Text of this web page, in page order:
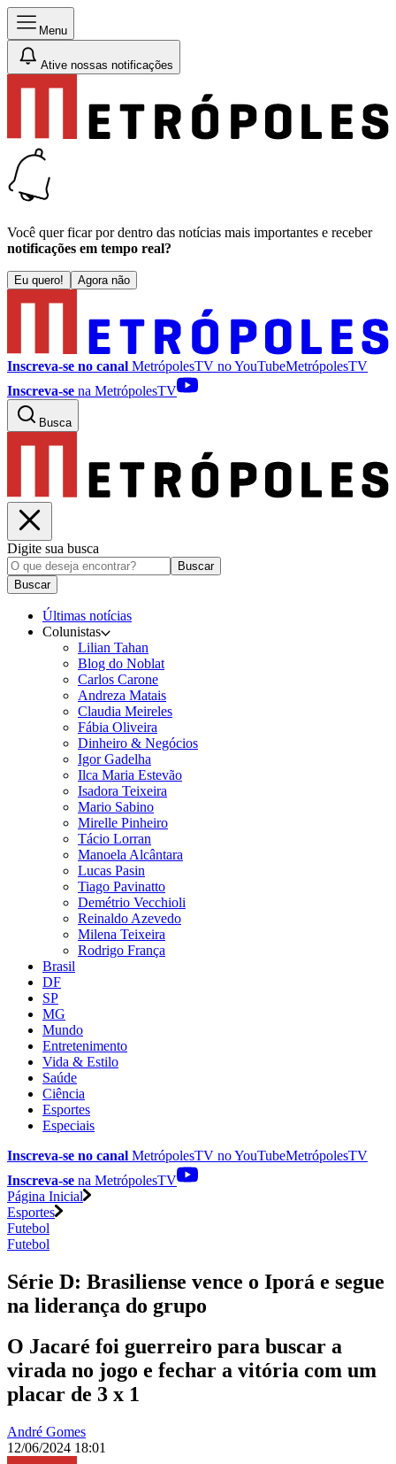
Menu
Ative nossas notificações
Você quer ficar por dentro das notícias mais importantes e receber
notificações em tempo real?
Eu quero! Agora não
Inscreva-se no canal MetrópolesTV noYouTubeMetrópolesTV
Inscreva-se na MetrópolesTV
Busca
Digite sua busca
Buscar
Buscar
Últimas notícias
Colunistas
Lilian Tahan
Blog do Noblat
Carlos Carone
Andreza Matais
Claudia Meireles
Fábia Oliveira
Dinheiro & Negócios
Igor Gadelha
Ilca Maria Estevão
Isadora Teixeira
Mario Sabino
Mirelle Pinheiro
Tácio Lorran
Manoela Alcântara
Lucas Pasin
Tiago Pavinatto
Demétrio Vecchioli
Reinaldo Azevedo
Milena Teixeira
Rodrigo França
Brasil
DF
SP
MG
Mundo
Entretenimento
Vida & Estilo
Saúde
Ciência
Esportes
Especiais
Inscreva-se no canal MetrópolesTV noYouTubeMetrópolesTV
Inscreva-se na MetrópolesTV
Página Inicial
Esportes
Futebol
Futebol
Série D: Brasiliense vence o Iporá e segue
na liderança do grupo
O Jacaré foi guerreiro para buscar a
virada no jogo e fechar a vitória com um
placar de 3 x 1
André Gomes
12/06/2024 18:01